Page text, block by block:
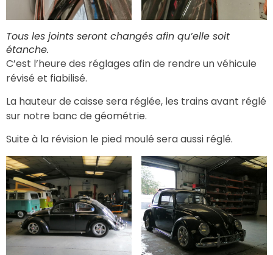
Tous les joints seront changés afin qu’elle soit
étanche.
C’est l’heure des réglages afin de rendre un véhicule
révisé et fiabilisé.
La hauteur de caisse sera réglée, les trains avant réglé
sur notre banc de géométrie.
Suite à la révision le pied moulé sera aussi réglé.